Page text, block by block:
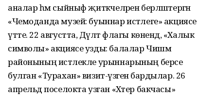
аналар һәм сыйныф җитәкчеләрен берләштергән
«Чемоданда музей: буыннар истәлеге» акциясе
үтте. 22 августта, Дәүләт флагы көнендә, «Халык
символы» акциясе узды: балалар Чишмә
районының истәлекле урыннарының берсе
булган «Турахан» визит-үзәгенә бардылар. 26
апрельдә поселокта узган «Хәтер бакчасы»